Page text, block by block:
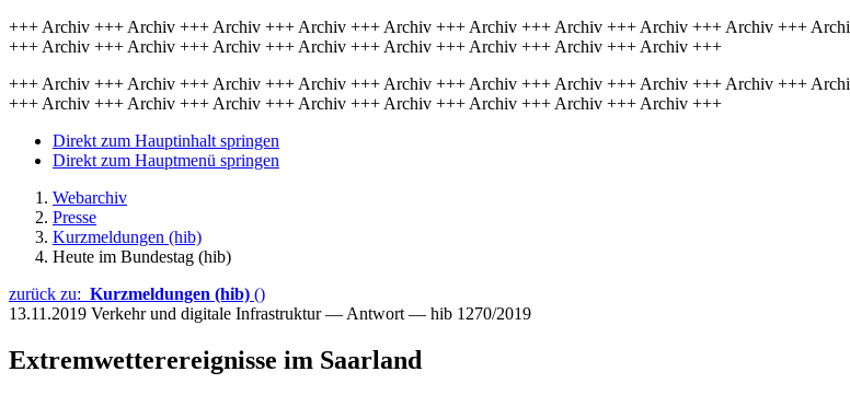
+++ Archiv +++ Archiv +++ Archiv +++ Archiv +++ Archiv +++ Archiv +++ Archiv +++ Archiv +++ Archiv +++
+++ Archiv +++ Archiv +++ Archiv +++ Archiv +++ Archiv +++ Archiv +++ Archiv +++ Archiv +++
+++ Archiv +++ Archiv +++ Archiv +++ Archiv +++ Archiv +++ Archiv +++ Archiv +++ Archiv +++ Archiv +++
+++ Archiv +++ Archiv +++ Archiv +++ Archiv +++ Archiv +++ Archiv +++ Archiv +++ Archiv +++
Direkt zum Hauptinhalt springen
Direkt zum Hauptmenü springen
Webarchiv
Presse
Kurzmeldungen (hib)
Heute im Bundestag (hib)
zurück zu: Kurzmeldungen (hib) ()
13.11.2019 Verkehr und digitale Infrastruktur — Antwort — hib 1270/2019
Extremwetterereignisse im Saarland